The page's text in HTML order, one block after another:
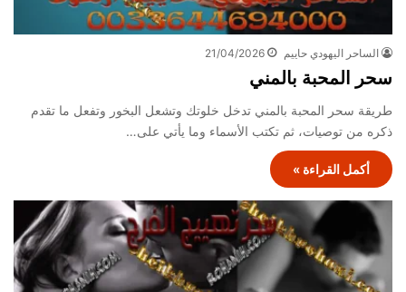
الساحر اليهودي حاييم 21/04/2026
سحر المحبة بالمني
طريقة سحر المحبة بالمني تدخل خلوتك وتشعل البخور وتفعل ما تقدم
ذكره من توصيات، ثم تكتب الأسماء وما يأتي على…
أكمل القراءة »